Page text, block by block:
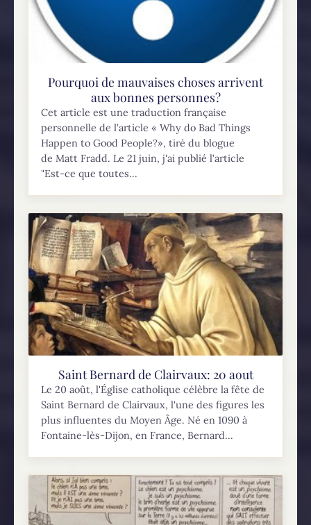
Pourquoi de mauvaises choses arrivent
aux bonnes personnes?
Cet article est une traduction française
personnelle de l’article « Why do Bad Things
Happen to Good People?», tiré du blogue
de Matt Fradd. Le 21 juin, j'ai publié l’article
"Est-ce que toutes...
Saint Bernard de Clairvaux: 20 aout
Le 20 août, l'Église catholique célèbre la fête de
Saint Bernard de Clairvaux, l'une des figures les
plus influentes du Moyen Âge. Né en 1090 à
Fontaine-lès-Dijon, en France, Bernard...